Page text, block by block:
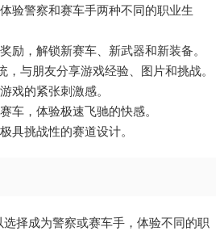
验警察和赛车手两种不同的职业生
励，解锁新赛车、新武器和新装备。
与朋友分享游戏经验、图片和挑战。
戏的紧张刺激感。
车，体验极速飞驰的快感。
具挑战性的赛道设计。
择成为警察或赛车手，体验不同的职